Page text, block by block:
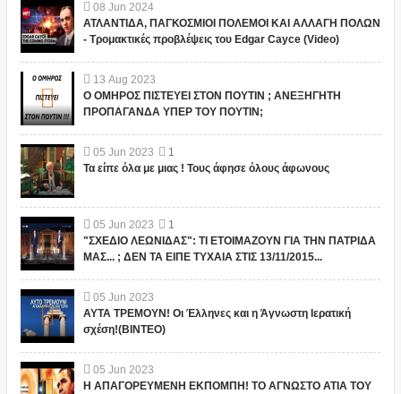
08 Jun 2024
ΑΤΛΑΝΤΙΔΑ, ΠΑΓΚΟΣΜΙΟΙ ΠΟΛΕΜΟΙ ΚΑΙ ΑΛΛΑΓΗ ΠΟΛΩΝ
- Τρομακτικές προβλέψεις του Edgar Cayce (Video)
13 Aug 2023
Ο ΟΜΗΡΟΣ ΠΙΣΤΕΥΕΙ ΣΤΟΝ ΠΟΥΤΙΝ ; ΑΝΕΞΗΓΗΤΗ
ΠΡΟΠΑΓΑΝΔΑ ΥΠΕΡ ΤΟΥ ΠΟΥΤΙΝ;
05 Jun 2023
1
Τα είπε όλα με μιας ! Τους άφησε όλους άφωνους
05 Jun 2023
1
"ΣΧΕΔΙΟ ΛΕΩΝΙΔΑΣ": ΤΙ ΕΤΟΙΜΑΖΟΥΝ ΓΙΑ ΤΗΝ ΠΑΤΡΙΔΑ
ΜΑΣ... ; ΔΕΝ ΤΑ ΕΙΠΕ ΤΥΧΑΙΑ ΣΤΙΣ 13/11/2015...
05 Jun 2023
ΑΥΤΑ ΤΡΕΜΟΥΝ! Οι Έλληνες και η Άγνωστη Ιερατική
σχέση!(ΒΙΝΤΕΟ)
05 Jun 2023
Η ΑΠΑΓΟΡΕΥΜΕΝΗ ΕΚΠΟΜΠΗ! ΤΟ ΑΓΝΩΣΤΟ ΑΤΙΑ ΤΟΥ